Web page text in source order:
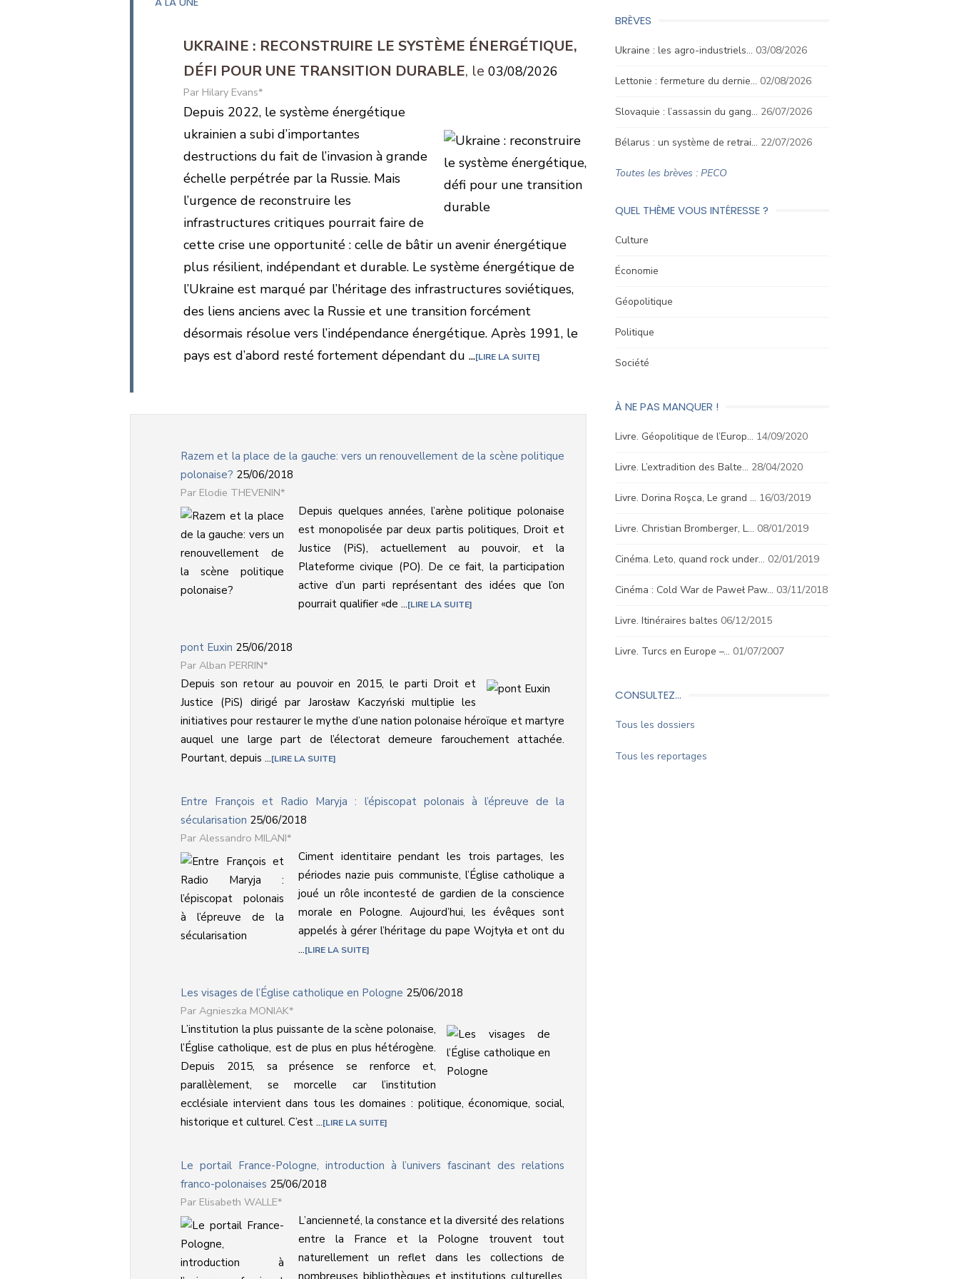
UKRAINE : RECONSTRUIRE LE SYSTÈME ÉNERGÉTIQUE,
DÉFI POUR UNE TRANSITION DURABLE
03/08/2026
Hilary Evans*
Depuis 2022, le système énergétique
ukrainien a subi d’importantes
destructions du fait de l’invasion à grande
échelle perpétrée par la Russie. Mais
l’urgence de reconstruire les
infrastructures critiques pourrait faire de
cette crise une opportunité : celle de bâtir un avenir énergétique
plus résilient, indépendant et durable. Le système énergétique de
l’Ukraine est marqué par l’héritage des infrastructures soviétiques,
des liens anciens avec la Russie et une transition forcément
désormais résolue vers l’indépendance énergétique. Après 1991, le
pays est d’abord resté fortement dépendant du ... LIRE LA SUITE
Razem et la place de la gauche: vers un renouvellement de la scène politique
polonaise? 25/06/2018
Elodie THEVENIN*
Depuis quelques années, l’arène politique polonaise
est monopolisée par deux partis politiques, Droit et
Justice (PiS), actuellement au pouvoir, et la
Plateforme civique (PO). De ce fait, la participation
active d’un parti représentant des idées que l’on
pourrait qualifier «de ... LIRE LA SUITE
pont Euxin 25/06/2018
Alban PERRIN*
Depuis son retour au pouvoir en 2015, le parti Droit et
Justice (PiS) dirigé par Jarosław Kaczyński multiplie les
initiatives pour restaurer le mythe d’une nation polonaise héroïque et martyre
auquel une large part de l’électorat demeure farouchement attachée.
Pourtant, depuis ... LIRE LA SUITE
Entre François et Radio Maryja : l’épiscopat polonais à l’épreuve de la
sécularisation 25/06/2018
Alessandro MILANI*
Ciment identitaire pendant les trois partages, les
périodes nazie puis communiste, l’Église catholique a
joué un rôle incontesté de gardien de la conscience
morale en Pologne. Aujourd’hui, les évêques sont
appelés à gérer l’héritage du pape Wojtyła et ont du
... LIRE LA SUITE
Les visages de l’Église catholique en Pologne 25/06/2018
Agnieszka MONIAK*
L’institution la plus puissante de la scène polonaise,
l’Église catholique, est de plus en plus hétérogène.
Depuis 2015, sa présence se renforce et,
parallèlement, se morcelle car l’institution
ecclésiale intervient dans tous les domaines : politique, économique, social,
historique et culturel. C’est ... LIRE LA SUITE
Le portail France-Pologne, introduction à l’univers fascinant des relations
franco-polonaises 25/06/2018
Elisabeth WALLE*
L’ancienneté, la constance et la diversité des relations
entre la France et la Pologne trouvent tout
naturellement un reflet dans les collections de
nombreuses bibliothèques et institutions culturelles.
BRÈVES
Ukraine : les agro-industriels… 03/08/2026
Lettonie : fermeture du dernie… 02/08/2026
Slovaquie : l’assassin du gang… 26/07/2026
Bélarus : un système de retrai… 22/07/2026
Toutes les brèves : PECO
QUEL THÈME VOUS INTÉRESSE ?
Culture
Économie
Géopolitique
Politique
Société
À NE PAS MANQUER !
Livre. Géopolitique de l’Europ… 14/09/2020
Livre. L’extradition des Balte… 28/04/2020
Livre. Dorina Roşca, Le grand … 16/03/2019
Livre. Christian Bromberger, L… 08/01/2019
Cinéma. Leto, quand rock under… 02/01/2019
Cinéma : Cold War de Paweł Paw… 03/11/2018
Livre. Itinéraires baltes 06/12/2015
Livre. Turcs en Europe –… 01/07/2007
CONSULTEZ…
Tous les dossiers
Tous les reportages